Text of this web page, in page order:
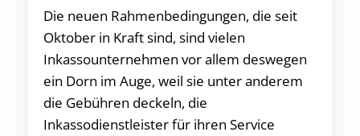
Die neuen Rahmenbedingungen, die seit
Oktober in Kraft sind, sind vielen
Inkassounternehmen vor allem deswegen
ein Dorn im Auge, weil sie unter anderem
die Gebühren deckeln, die
Inkassodienstleister für ihren Service